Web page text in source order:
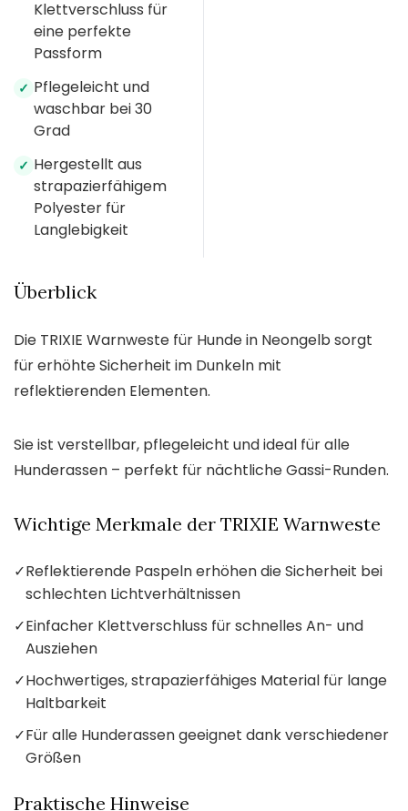
Klettverschluss für
eine perfekte
Passform
✓ Pflegeleicht und
waschbar bei 30
Grad
✓ Hergestellt aus
strapazierfähigem
Polyester für
Langlebigkeit
Überblick
Die TRIXIE Warnweste für Hunde in Neongelb sorgt
für erhöhte Sicherheit im Dunkeln mit
reflektierenden Elementen.
Sie ist verstellbar, pflegeleicht und ideal für alle
Hunderassen – perfekt für nächtliche Gassi-Runden.
Wichtige Merkmale der TRIXIE Warnweste
✓Reflektierende Paspeln erhöhen die Sicherheit bei
schlechten Lichtverhältnissen
✓Einfacher Klettverschluss für schnelles An- und
Ausziehen
✓Hochwertiges, strapazierfähiges Material für lange
Haltbarkeit
✓Für alle Hunderassen geeignet dank verschiedener
Größen
Praktische Hinweise